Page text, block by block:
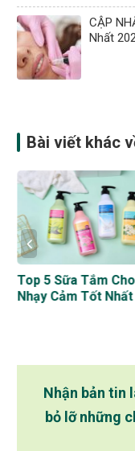
CẬP
Nhất
Bài viết khác
Top 5 Sữa Tắm
Nhạy Cảm Tốt Nhất
Nhận bản tin
bỏ lỡ những